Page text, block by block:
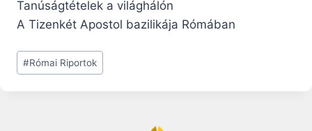
Tanúságtételek a világhálón
A Tizenkét Apostol bazilikája Rómában
Post
Tags:
#Római Riportok